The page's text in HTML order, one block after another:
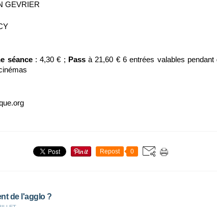
GEVRIER
séance : 4,30 € ; Pass à 21,60 € 6 entrées valables pendant
Repost 0
de l'agglo ?